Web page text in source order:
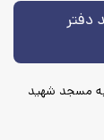
دفتر
به مسجد شهید